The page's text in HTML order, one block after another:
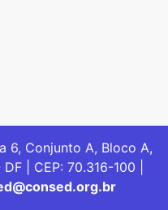
6, Conjunto A, Bloco A,
| CEP: 70.316-100 |